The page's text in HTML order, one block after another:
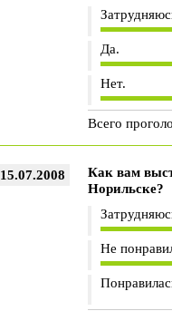
Да.
Нет.
Всего
15.07.2008
Как вам
Норильске?
Не